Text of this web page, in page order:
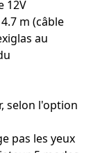
12V
m (câble
au
selon l'option
pas les yeux